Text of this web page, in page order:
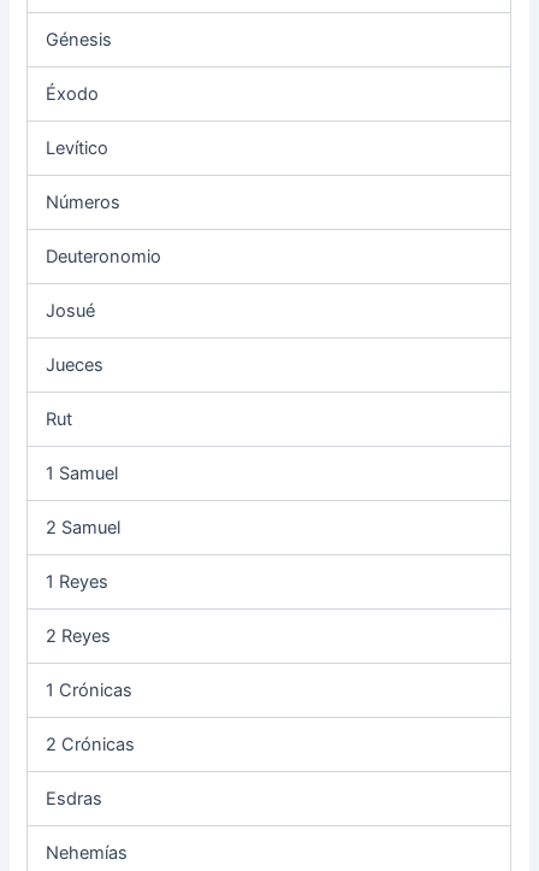
Génesis
Éxodo
Levítico
Números
Deuteronomio
Josué
Jueces
Rut
1 Samuel
2 Samuel
1 Reyes
2 Reyes
1 Crónicas
2 Crónicas
Esdras
Nehemías